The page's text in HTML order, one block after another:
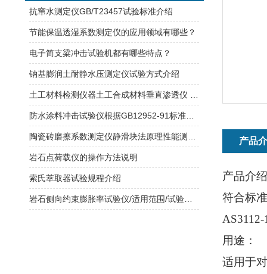
产品
产品介绍
符合标
用途：
适用于对
抗窜水测定仪GB/T23457试验标准介绍
节能保温透湿系数测定仪的应用领域有哪些？
电子简支梁冲击试验机都有哪些特点？
钠基膨润土耐静水压测定仪试验方式介绍
岩石点荷载仪的操作方法说明
索氏萃取器试验规程介绍